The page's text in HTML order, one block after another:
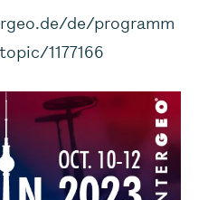
de/programm
1177166